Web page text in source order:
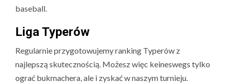
baseball.
Liga Typerów
Regularnie przygotowujemy ranking Typerów z
najlepszą skutecznością. Możesz więc keineswegs tylko
ograć bukmachera, ale i zyskać w naszym turnieju.